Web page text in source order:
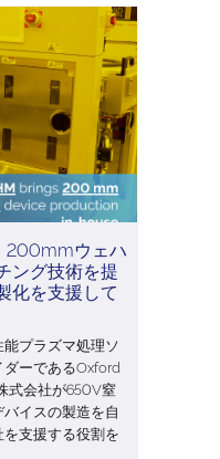
200mmウェハ
ング技術を提
化を支援して
プラズマ処理ソ
ダーであるOxford
式会社が650V窒
イスの製造を自
支援する役割を